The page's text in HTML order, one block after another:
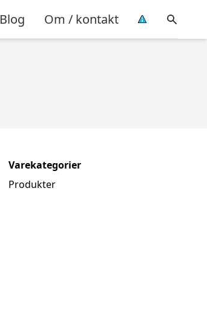
Blog Om / kontakt
Varekategorier
Produkter